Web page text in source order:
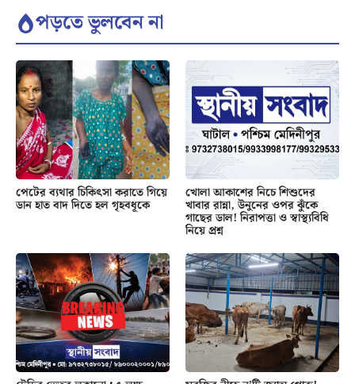
পড়তে ভুলবেন না
পেটের ব্যথার চিকিৎসা করাতে গিয়ে
ডান হাত বাদ দিতে হল গৃহবধূকে
খোলা আকাশের নিচে শিশুদের
খাবার রান্না, উনুনের ওপর ঝুঁকে
গাছের ডাল! নিরাপত্তা ও স্বাস্থ্যবিধি
নিয়ে প্রশ্ন